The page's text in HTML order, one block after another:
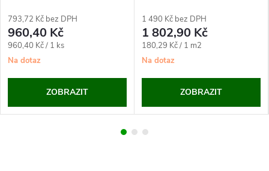
793,72 Kč bez DPH
960,40 Kč
Měrná
cena:
960,40 Kč / 1 ks
Na dotaz
ZOBRAZIT
1 490 Kč bez DPH
1 802,90 Kč
Měrná
cena:
180,29 Kč / 1 m2
Na dotaz
ZOBRAZIT